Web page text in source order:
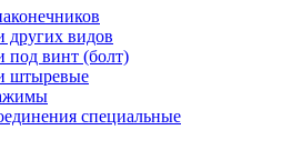
других видов
под винт (болт)
штыревые
специальные